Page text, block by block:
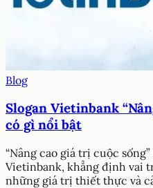
Blog
Slogan Vietinbank
có gì nổi bật
“Nâng cao giá trị cuộc
Vietinbank, khẳng định vai
những giá trị thiết thực và